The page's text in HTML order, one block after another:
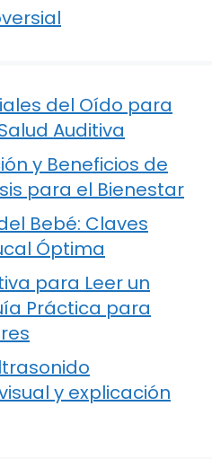
del Oído para
Auditiva
y Beneficios de
para el Bienestar
Bebé: Claves
Óptima
para Leer un
Práctica para
y explicación